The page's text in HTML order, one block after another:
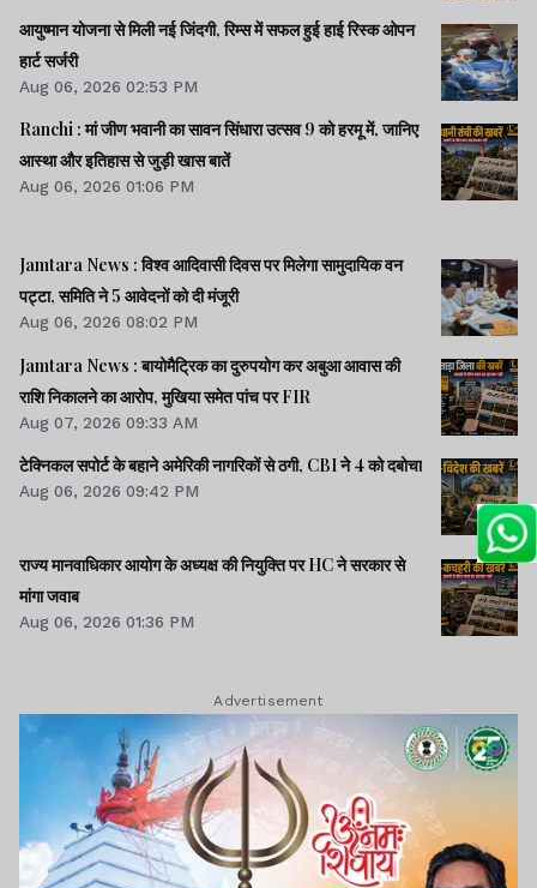
आयुष्मान योजना से मिली नई जिंदगी, रिम्स में सफल हुई हाई रिस्क ओपन
हार्ट सर्जरी
Aug 06, 2026 02:53 PM
Ranchi : मां जीण भवानी का सावन सिंधारा उत्सव 9 को हरमू में, जानिए
आस्था और इतिहास से जुड़ी खास बातें
Aug 06, 2026 01:06 PM
Jamtara News : विश्व आदिवासी दिवस पर मिलेगा सामुदायिक वन
पट्टा, समिति ने 5 आवेदनों को दी मंजूरी
Aug 06, 2026 08:02 PM
Jamtara News : बायोमैट्रिक का दुरुपयोग कर अबुआ आवास की
राशि निकालने का आरोप, मुखिया समेत पांच पर FIR
Aug 07, 2026 09:33 AM
टेक्निकल सपोर्ट के बहाने अमेरिकी नागरिकों से ठगी, CBI ने 4 को दबोचा
Aug 06, 2026 09:42 PM
राज्य मानवाधिकार आयोग के अध्यक्ष की नियुक्ति पर HC ने सरकार से
मांगा जवाब
Aug 06, 2026 01:36 PM
Advertisement